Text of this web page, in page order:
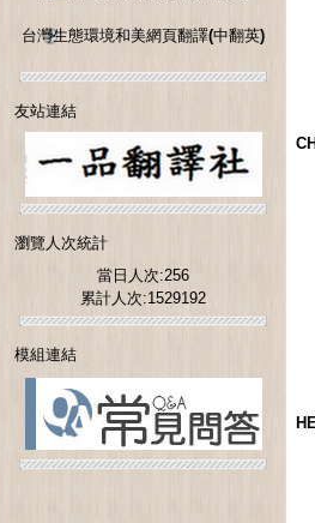
台灣生態環境和美網頁翻譯(中翻英)
友站連結
瀏覽人次統計
當日人次:256
累計人次:1529192
模組連結